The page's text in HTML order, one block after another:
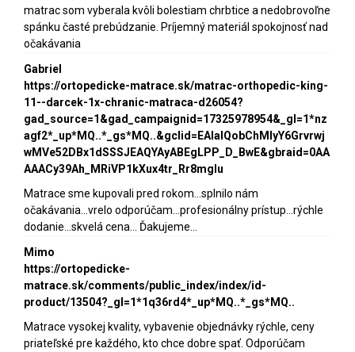
matrac som vyberala kvôli bolestiam chrbtice a nedobrovoľne
spánku časté prebúdzanie. Príjemný materiál spokojnosť nad
očakávania
Gabriel
https://ortopedicke-matrace.sk/matrac-orthopedic-king-
11--darcek-1x-chranic-matraca-d26054?
gad_source=1&gad_campaignid=17325978954&_gl=1*nz
agf2*_up*MQ..*_gs*MQ..&gclid=EAIaIQobChMIyY6Grvrwj
wMVe52DBx1dSSSJEAQYAyABEgLPP_D_BwE&gbraid=0AA
AAACy39Ah_MRiVP1kXux4tr_Rr8mgIu
Matrace sme kupovali pred rokom...splnilo nám
očakávania...vrelo odporúčam...profesionálny prístup...rýchle
dodanie...skvelá cena... Ďakujeme...
Mimo
https://ortopedicke-
matrace.sk/comments/public_index/index/id-
product/13504?_gl=1*1q36rd4*_up*MQ..*_gs*MQ..
Matrace vysokej kvality, vybavenie objednávky rýchle, ceny
priateľské pre každého, kto chce dobre spať. Odporúčam